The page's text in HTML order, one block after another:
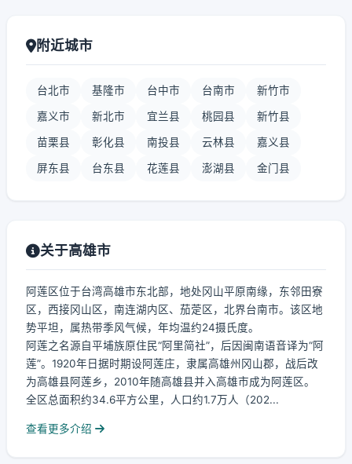
附近城市
台北市 基隆市 台中市 台南市 新竹市
嘉义市 新北市 宜兰县 桃园县 新竹县
苗栗县 彰化县 南投县 云林县 嘉义县
屏东县 台东县 花莲县 澎湖县 金门县
关于高雄市
阿莲区位于台湾高雄市东北部，地处冈山平原南缘，东邻田寮
区，西接冈山区，南连湖内区、茄萣区，北界台南市。该区地
势平坦，属热带季风气候，年均温约24摄氏度。
阿莲之名源自平埔族原住民“阿里简社”，后因闽南语音译为“阿
莲”。1920年日据时期设阿莲庄，隶属高雄州冈山郡，战后改
为高雄县阿莲乡，2010年随高雄县并入高雄市成为阿莲区。
全区总面积约34.6平方公里，人口约1.7万人（202...
查看更多介绍